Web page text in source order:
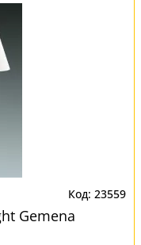
23559
Gemena